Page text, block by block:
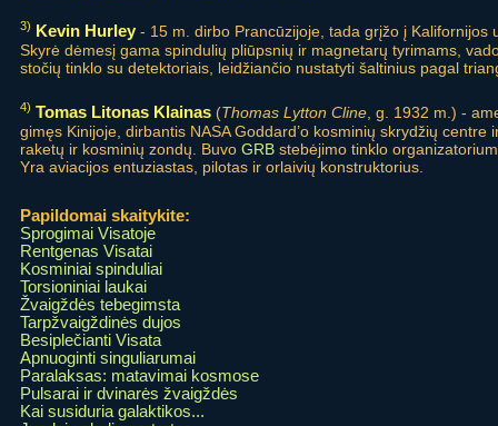
3) Kevin Hurley - 15 m. dirbo Prancūzijoje, tada grįžo į Kalifornijos
Skyrė dėmesį gama spindulių pliūpsnių ir magnetarų tyrimams,
stočių tinklo su detektoriais, leidžiančio nustatyti šaltinius pagal
4) Tomas Litonas Klainas (Thomas Lytton Cline , g. 1932 m.) -
gimęs Kinijoje, dirbantis NASA Goddard’o kosminių skrydžių
raketų ir kosminių zondų. Buvo GRB stebėjimo tinklo
Yra aviacijos entuziastas, pilotas ir orlaivių konstruktorius.
Papildomai skaitykite:
Sprogimai Visatoje
Rentgenas Visatai
Kosminiai spinduliai
Torsioniniai laukai
Žvaigždės tebegimsta
Tarpžvaigždinės dujos
Besiplečianti Visata
Apnuoginti singuliarumai
Paralaksas: matavimai kosmose
Pulsarai ir dvinarės žvaigždės
Kai susiduria galaktikos...